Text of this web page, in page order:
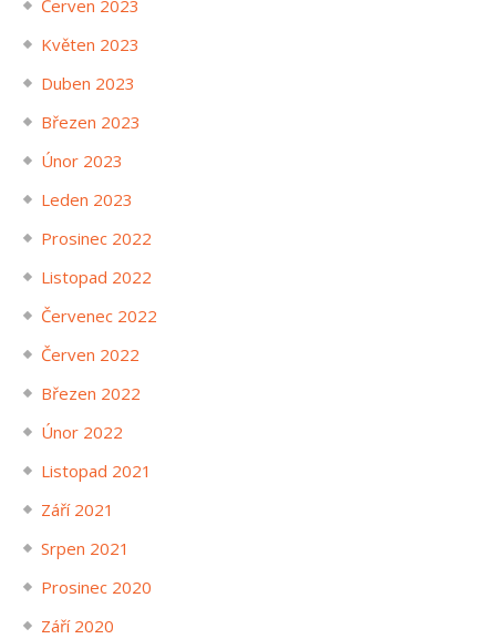
Červen 2023
Květen 2023
Duben 2023
Březen 2023
Únor 2023
Leden 2023
Prosinec 2022
Listopad 2022
Červenec 2022
Červen 2022
Březen 2022
Únor 2022
Listopad 2021
Září 2021
Srpen 2021
Prosinec 2020
Září 2020